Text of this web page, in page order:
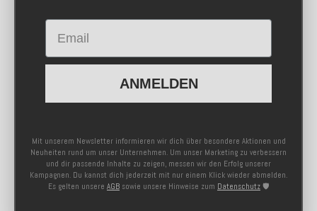
Email
ANMELDEN
Mit unserem Newsletter informieren wir dich über besondere Aktionen und
Neuheiten rund um unser Unternehmen. Um unser Marketing zu verbessern
und dir passende Inhalte zu zeigen, messen wir den Erfolg unserer
Kampagnen. Du kannst dich jederzeit mit nur einem Klick wieder abmelden.
Es gelten unsere AGB sowie unsere Hinweise zum Datenschutz 🛡️